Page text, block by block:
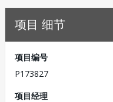
项目 细节
项目编号
P173827
项目经理